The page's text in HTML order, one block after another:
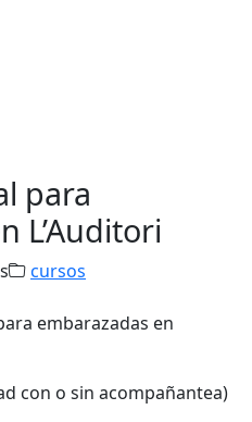
para
L’Auditori
cursos
con o sin acompañantea)